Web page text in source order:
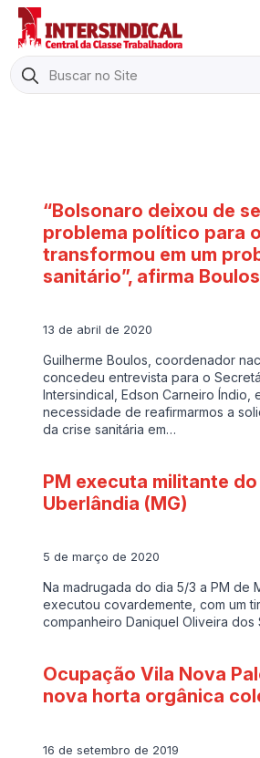
Search
for:
“Bolsonaro deixou de
problema político para
transformou em um
sanitário”, afirma Boulos
13 de abril de 2020
Guilherme Boulos, coordenador
concedeu entrevista para o
Intersindical, Edson Carneiro Índio,
necessidade de reafirmarmos a
da crise sanitária em…
PM executa militante
Uberlândia (MG)
5 de março de 2020
Na madrugada do dia 5/3 a PM de
executou covardemente, com um
companheiro Daniquel Oliveira dos
Ocupação Vila Nova
nova horta orgânica
16 de setembro de 2019